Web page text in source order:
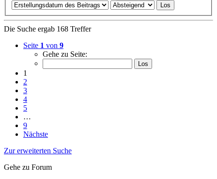
Die Suche ergab 168 Treffer
Seite 1 von 9
Gehe zu Seite:
1
2
3
4
5
…
9
Nächste
Zur erweiterten Suche
Gehe zu Forum